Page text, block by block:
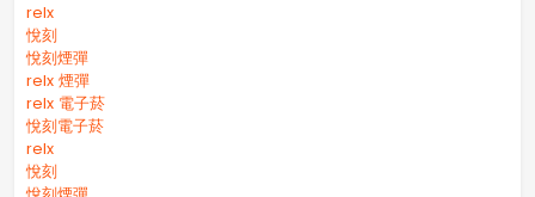
relx
悅刻
悅刻煙彈
relx 煙彈
relx 電子菸
悅刻電子菸
relx
悅刻